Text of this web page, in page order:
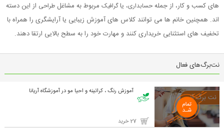
های کسب و کار، از جمله حسابداری، یاگرافیک مربوط به مشاغل طراحی از این دسته
اند. همچنین خانم ها می توانند کلاس های آموزش زیبایی یا آرایشگری را همراه با
تخفیف های استثنایی خریداری کنند و مهارت خود را به سطح بالایی ارتقا دهند.
نت‌برگ‌های فعال
آموزش رنگ ، کراتینه و احیا مو در آموزشگاه آریانا